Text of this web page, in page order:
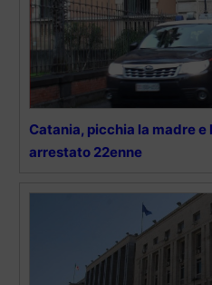
Catania, picchia la madre
arrestato 22enne